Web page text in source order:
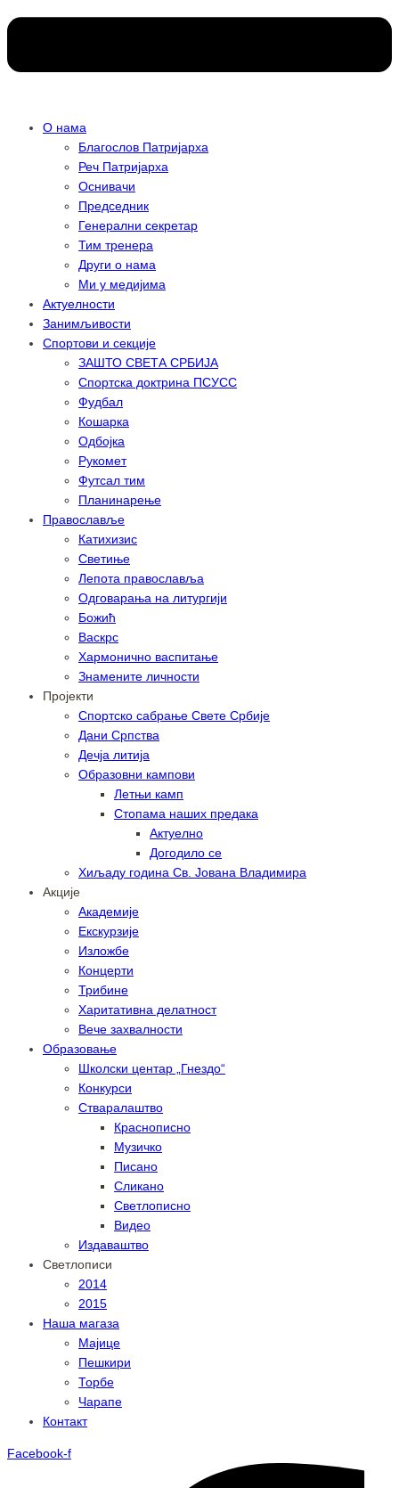
О нама
Благослов Патријарха
Реч Патријарха
Оснивачи
Председник
Генерални секретар
Тим тренера
Други о нама
Ми у медијима
Актуелности
Занимљивости
Спортови и секције
ЗАШТО СВЕТА СРБИЈА
Спортска доктрина ПСУСС
Фудбал
Кошарка
Одбојка
Рукомет
Футсал тим
Планинарење
Православље
Катихизис
Светиње
Лепота православља
Одговарања на литургији
Божић
Васкрс
Хармонично васпитање
Знамените личности
Пројекти
Спортско сабрање Свете Србије
Дани Српства
Дечја литија
Образовни кампови
Летњи камп
Стопама наших предака
Актуелно
Догодило се
Хиљаду година Св. Јована Владимира
Акције
Академије
Екскурзије
Изложбе
Концерти
Трибине
Харитативна делатност
Вече захвалности
Образовање
Школски центар „Гнездо“
Конкурси
Стваралаштво
Краснописно
Музичко
Писано
Сликано
Светлописно
Видео
Издаваштво
Светлописи
2014
2015
Наша магаза
Мајице
Пешкири
Торбе
Чарапе
Контакт
Facebook-f